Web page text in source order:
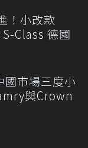
！小改款
Class 德國
市場三度小
與Crown